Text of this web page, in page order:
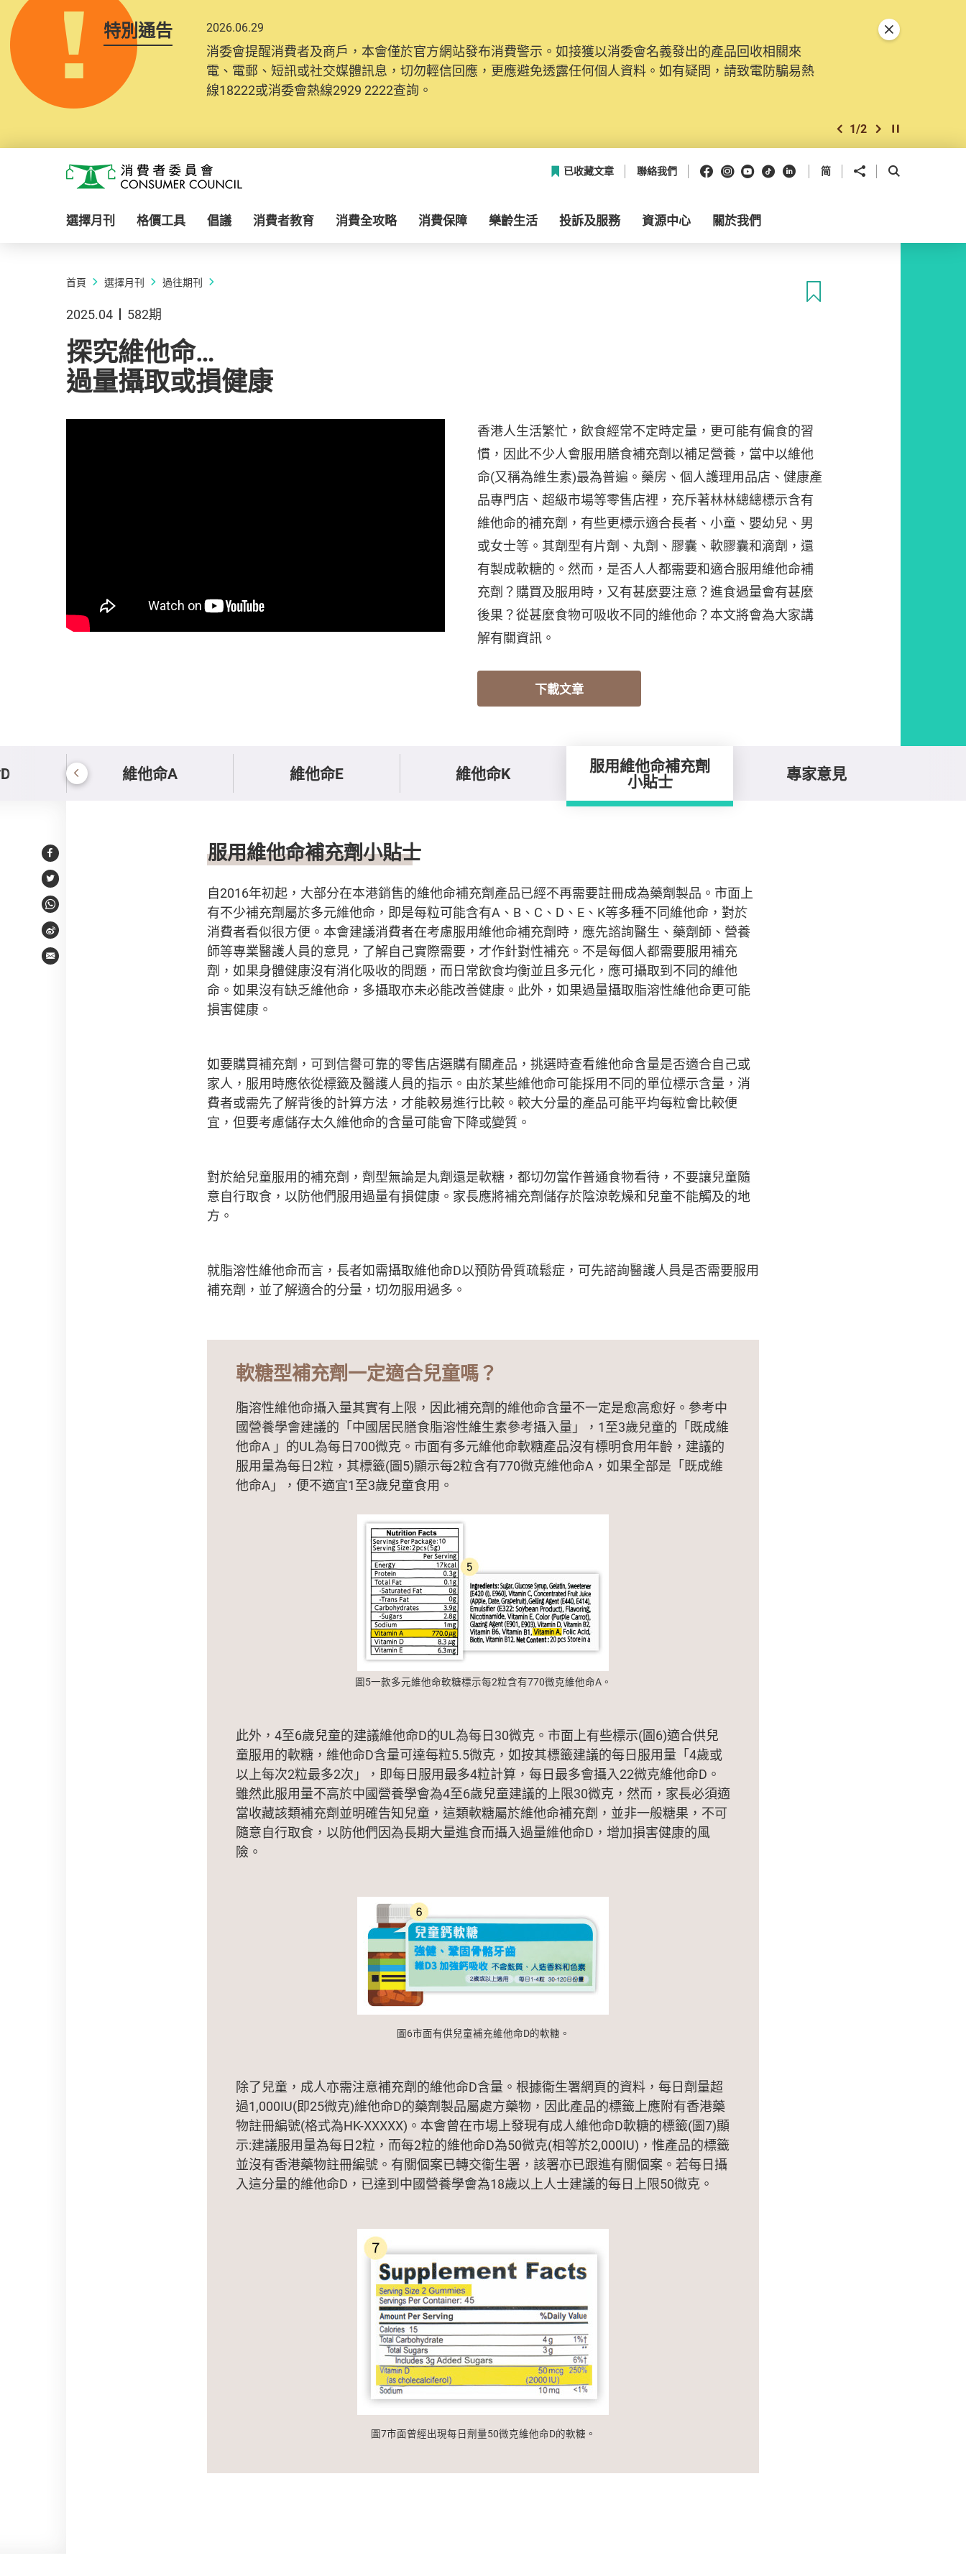
特別通告 2026.06.29
消委會提醒消費者及商戶，本會僅於官方網站發布消費警示。如接獲以消委會名義發出的產品回收相關來
電、電郵、短訊或社交媒體訊息，切勿輕信回應，更應避免透露任何個人資料。如有疑問，請致電防騙易熱
線18222或消委會熱線2929 2222查詢。
上一個
1/2 下一個開始/暫停幻燈
關閉特別通告
消費者委員會
已收藏文章 聯絡我們 Facebook
Instagram
Youtube
抖音領英 简 分享到 開啟搜尋框
選擇月刊 格價工具 倡議 消費者教育 消費全攻略 消費保障 樂齡生活 投訴及服務 資源中心 關於我們
首頁 選擇月刊 過往期刊
2025.04 582期
探究維他命…
過量攝取或損健康
香港人生活繁忙，飲食經常不定時定量，更可能有偏食的習
慣，因此不少人會服用膳食補充劑以補足營養，當中以維他
命(又稱為維生素)最為普遍。藥房、個人護理用品店、健康產
品專門店、超級市場等零售店裡，充斥著林林總總標示含有
維他命的補充劑，有些更標示適合長者、小童、嬰幼兒、男
或女士等。其劑型有片劑、丸劑、膠囊、軟膠囊和滴劑，還
有製成軟糖的。然而，是否人人都需要和適合服用維他命補
充劑？購買及服用時，又有甚麼要注意？進食過量會有甚麼
後果？從甚麼食物可吸收不同的維他命？本文將會為大家講
解有關資訊。
下載文章
維他命A 維他命E 維他命K 服用維他命補充劑
小貼士 專家意見
Facebook
Twitter
WhatsApp
Weibo
Email
服用維他命補充劑小貼士
自2016年初起，大部分在本港銷售的維他命補充劑產品已經不再需要註冊成為藥劑製品。市面上
有不少補充劑屬於多元維他命，即是每粒可能含有A、B、C、D、E、K等多種不同維他命，對於
消費者看似很方便。本會建議消費者在考慮服用維他命補充劑時，應先諮詢醫生、藥劑師、營養
師等專業醫護人員的意見，了解自己實際需要，才作針對性補充。不是每個人都需要服用補充
劑，如果身體健康沒有消化吸收的問題，而日常飲食均衡並且多元化，應可攝取到不同的維他
命。如果沒有缺乏維他命，多攝取亦未必能改善健康。此外，如果過量攝取脂溶性維他命更可能
損害健康。
如要購買補充劑，可到信譽可靠的零售店選購有關產品，挑選時查看維他命含量是否適合自己或
家人，服用時應依從標籤及醫護人員的指示。由於某些維他命可能採用不同的單位標示含量，消
費者或需先了解背後的計算方法，才能較易進行比較。較大分量的產品可能平均每粒會比較便
宜，但要考慮儲存太久維他命的含量可能會下降或變質。
對於給兒童服用的補充劑，劑型無論是丸劑還是軟糖，都切勿當作普通食物看待，不要讓兒童隨
意自行取食，以防他們服用過量有損健康。家長應將補充劑儲存於陰涼乾燥和兒童不能觸及的地
方。
就脂溶性維他命而言，長者如需攝取維他命D以預防骨質疏鬆症，可先諮詢醫護人員是否需要服用
補充劑，並了解適合的分量，切勿服用過多。
軟糖型補充劑一定適合兒童嗎？
脂溶性維他命攝入量其實有上限，因此補充劑的維他命含量不一定是愈高愈好。參考中
國營養學會建議的「中國居民膳食脂溶性維生素參考攝入量」，1至3歲兒童的「既成維
他命A 」的UL為每日700微克。市面有多元維他命軟糖產品沒有標明食用年齡，建議的
服用量為每日2粒，其標籤(圖5)顯示每2粒含有770微克維他命A，如果全部是「既成維
他命A」，便不適宜1至3歲兒童食用。
圖5一款多元維他命軟糖標示每2粒含有770微克維他命A。
此外，4至6歲兒童的建議維他命D的UL為每日30微克。市面上有些標示(圖6)適合供兒
童服用的軟糖，維他命D含量可達每粒5.5微克，如按其標籤建議的每日服用量「4歲或
以上每次2粒最多2次」，即每日服用最多4粒計算，每日最多會攝入22微克維他命D。
雖然此服用量不高於中國營養學會為4至6歲兒童建議的上限30微克，然而，家長必須適
當收藏該類補充劑並明確告知兒童，這類軟糖屬於維他命補充劑，並非一般糖果，不可
隨意自行取食，以防他們因為長期大量進食而攝入過量維他命D，增加損害健康的風
險。
圖6市面有供兒童補充維他命D的軟糖。
除了兒童，成人亦需注意補充劑的維他命D含量。根據衞生署網頁的資料，每日劑量超
過1,000IU(即25微克)維他命D的藥劑製品屬處方藥物，因此產品的標籤上應附有香港藥
物註冊編號(格式為HK-XXXXX)。本會曾在市場上發現有成人維他命D軟糖的標籤(圖7)顯
示:建議服用量為每日2粒，而每2粒的維他命D為50微克(相等於2,000IU)，惟產品的標籤
並沒有香港藥物註冊編號。有關個案已轉交衞生署，該署亦已跟進有關個案。若每日攝
入這分量的維他命D，已達到中國營養學會為18歲以上人士建議的每日上限50微克。
圖7市面曾經出現每日劑量50微克維他命D的軟糖。